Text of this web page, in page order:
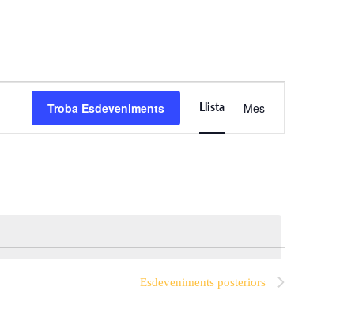
Troba Esdeveniments Llista Mes
Esdeveniments posteriors